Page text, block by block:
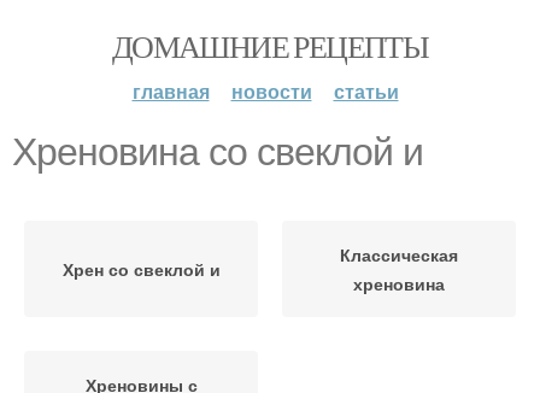
ДОМАШНИЕ РЕЦЕПТЫ
главная новости статьи
Хреновина со свеклой и
Хрен со свеклой и
Классическая
хреновина
Хреновины с